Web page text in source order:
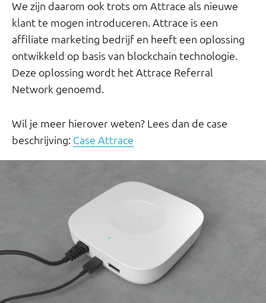
We zijn daarom ook trots om Attrace als nieuwe
klant te mogen introduceren. Attrace is een
affiliate marketing bedrijf en heeft een oplossing
ontwikkeld op basis van blockchain technologie.
Deze oplossing wordt het Attrace Referral
Network genoemd.
Wil je meer hierover weten? Lees dan de case
beschrijving: Case Attrace